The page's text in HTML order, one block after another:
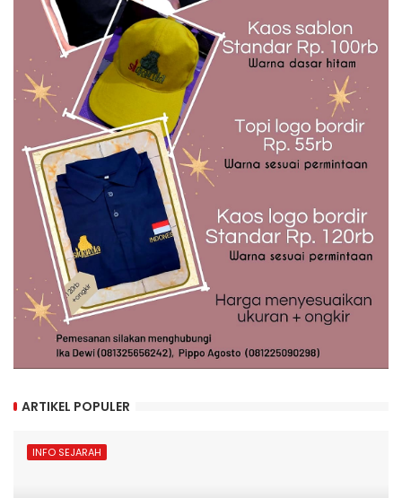
ARTIKEL POPULER
INFO SEJARAH